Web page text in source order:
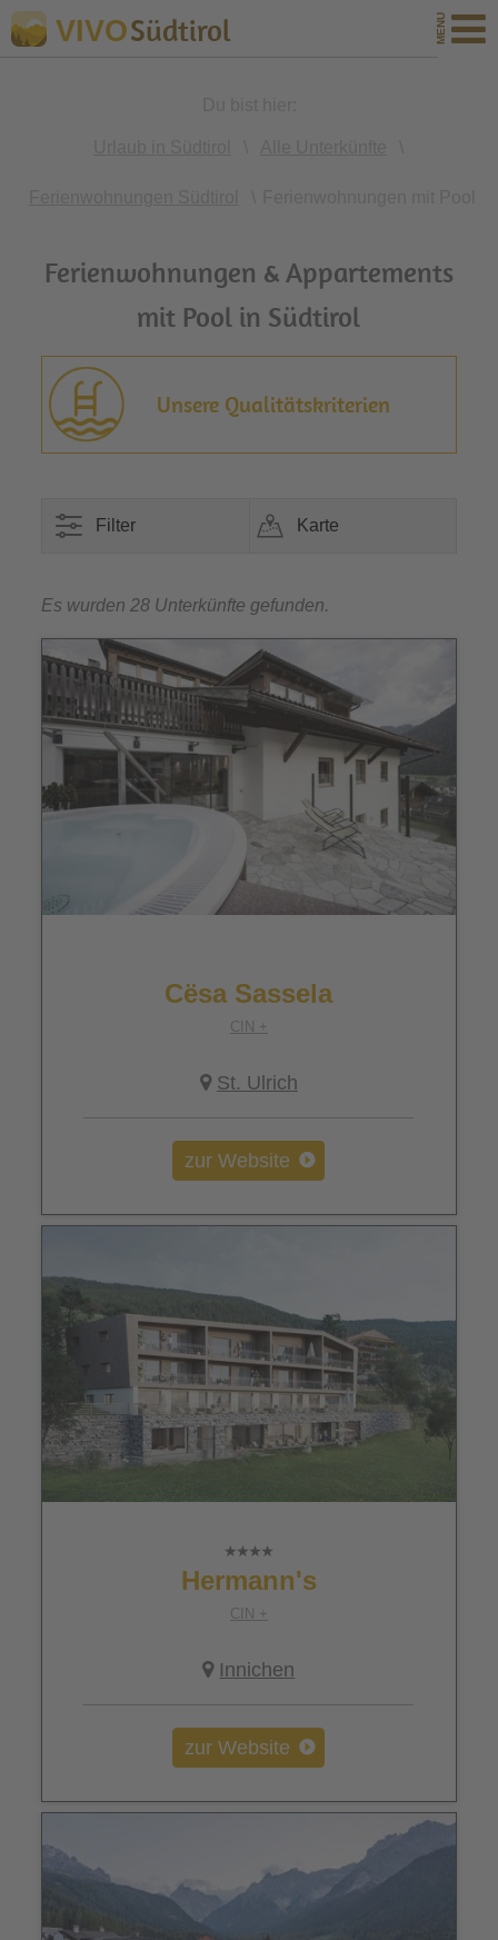
VIVOSüdtirol
Ferienwohnungen & Appartements
mit Pool in Südtirol
Unsere Qualitätskriterien
Filter Karte
Es wurden 28 Unterkünfte gefunden.
Cësa Sassela
CIN +
St. Ulrich
zur Website
Hermann's
CIN +
Innichen
zur Website